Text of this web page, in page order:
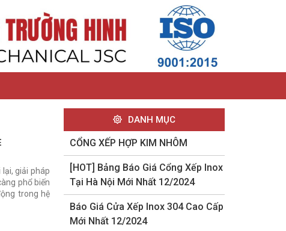
giải pháp
phổ biến
trong hệ
DANH MỤC
CỔNG XẾP HỢP KIM NHÔM
[HOT] Bảng Báo Giá Cổng Xếp Inox
Tại Hà Nội Mới Nhất 12/2024
Báo Giá Cửa Xếp Inox 304 Cao Cấp
Mới Nhất 12/2024